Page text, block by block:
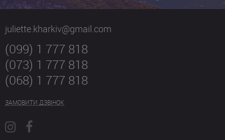
juliette.kharkiv@gmail.com
(099) 1 777 818
(073) 1 777 818
(068) 1 777 818
ЗАМОВИТИ ДЗВІНОК